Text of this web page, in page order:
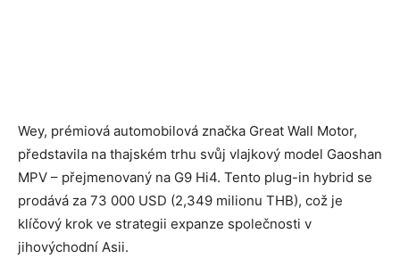
Wey, prémiová automobilová značka Great Wall Motor,
představila na thajském trhu svůj vlajkový model Gaoshan
MPV – přejmenovaný na G9 Hi4. Tento plug-in hybrid se
prodává za 73 000 USD (2,349 milionu THB), což je
klíčový krok ve strategii expanze společnosti v
jihovýchodní Asii.